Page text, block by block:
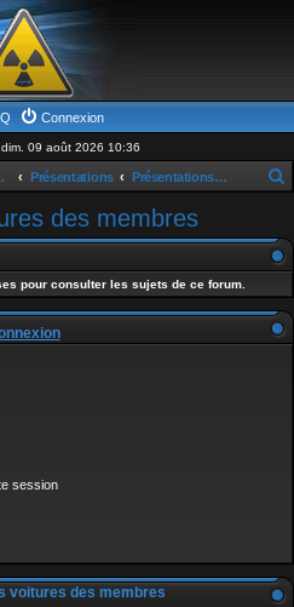
Connexion
09 août 2026 10:36
news Présentations Présentations des voitures des membres
r
c
des membres
pour consulter les sujets de ce forum.
session
voitures des membres